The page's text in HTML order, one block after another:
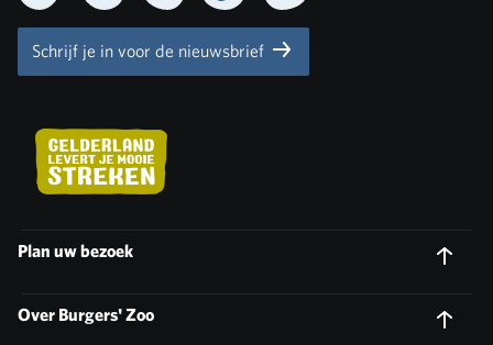
Schrijf je in voor de nieuwsbrief
Plan uw bezoek
Over Burgers' Zoo